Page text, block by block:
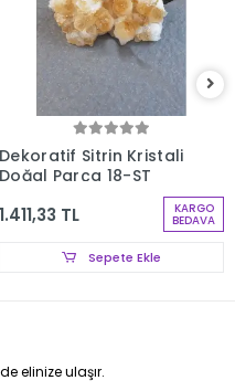
Dekoratif Sitrin Kristali
Doğal Parça 18-ST
1.411,33 TL KARGO
BEDAVA
Sepete Ekle
elinize ulaşır.